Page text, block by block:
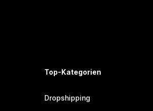
Top-Kategorien
Dropshipping